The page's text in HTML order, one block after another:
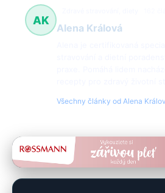
AK
Alena Králová
Všechny články od Alena